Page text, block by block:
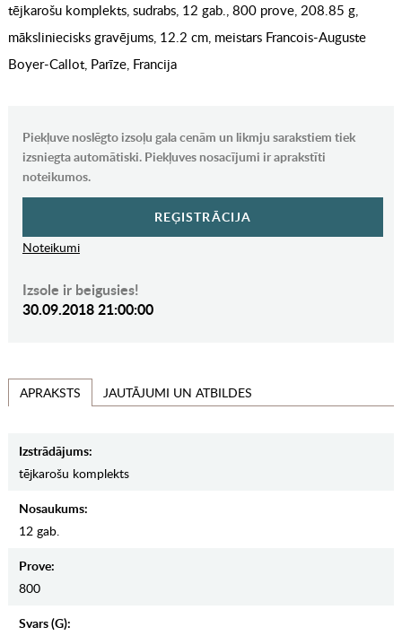
tējkarošu komplekts, sudrabs, 12 gab., 800 prove, 208.85 g,
māksliniecisks gravējums, 12.2 cm, meistars Francois-Auguste
Boyer-Callot, Parīze, Francija
Piekļuve noslēgto izsoļu gala cenām un likmju sarakstiem tiek
izsniegta automātiski. Piekļuves nosacījumi ir aprakstīti
noteikumos.
REĢISTRĀCIJA
Noteikumi
Izsole ir beigusies!
30.09.2018 21:00:00
APRAKSTS JAUTĀJUMI UN ATBILDES
Izstrādājums:
tējkarošu komplekts
Nosaukums:
12 gab.
Prove:
800
Svars (g):